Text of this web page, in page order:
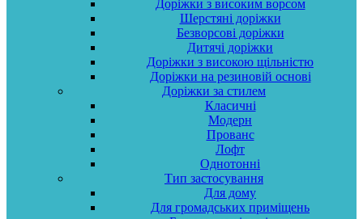
Доріжки з високим ворсом
Шерстяні доріжки
Безворсові доріжки
Дитячі доріжки
Доріжки з високою щільністю
Доріжки на резиновій основі
Доріжки за стилем
Класичні
Модерн
Прованс
Лофт
Однотонні
Тип застосування
Для дому
Для громадських приміщень